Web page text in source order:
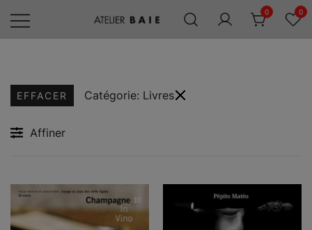
Baie
0 0
EFFACER Catégorie: Livres
Affiner